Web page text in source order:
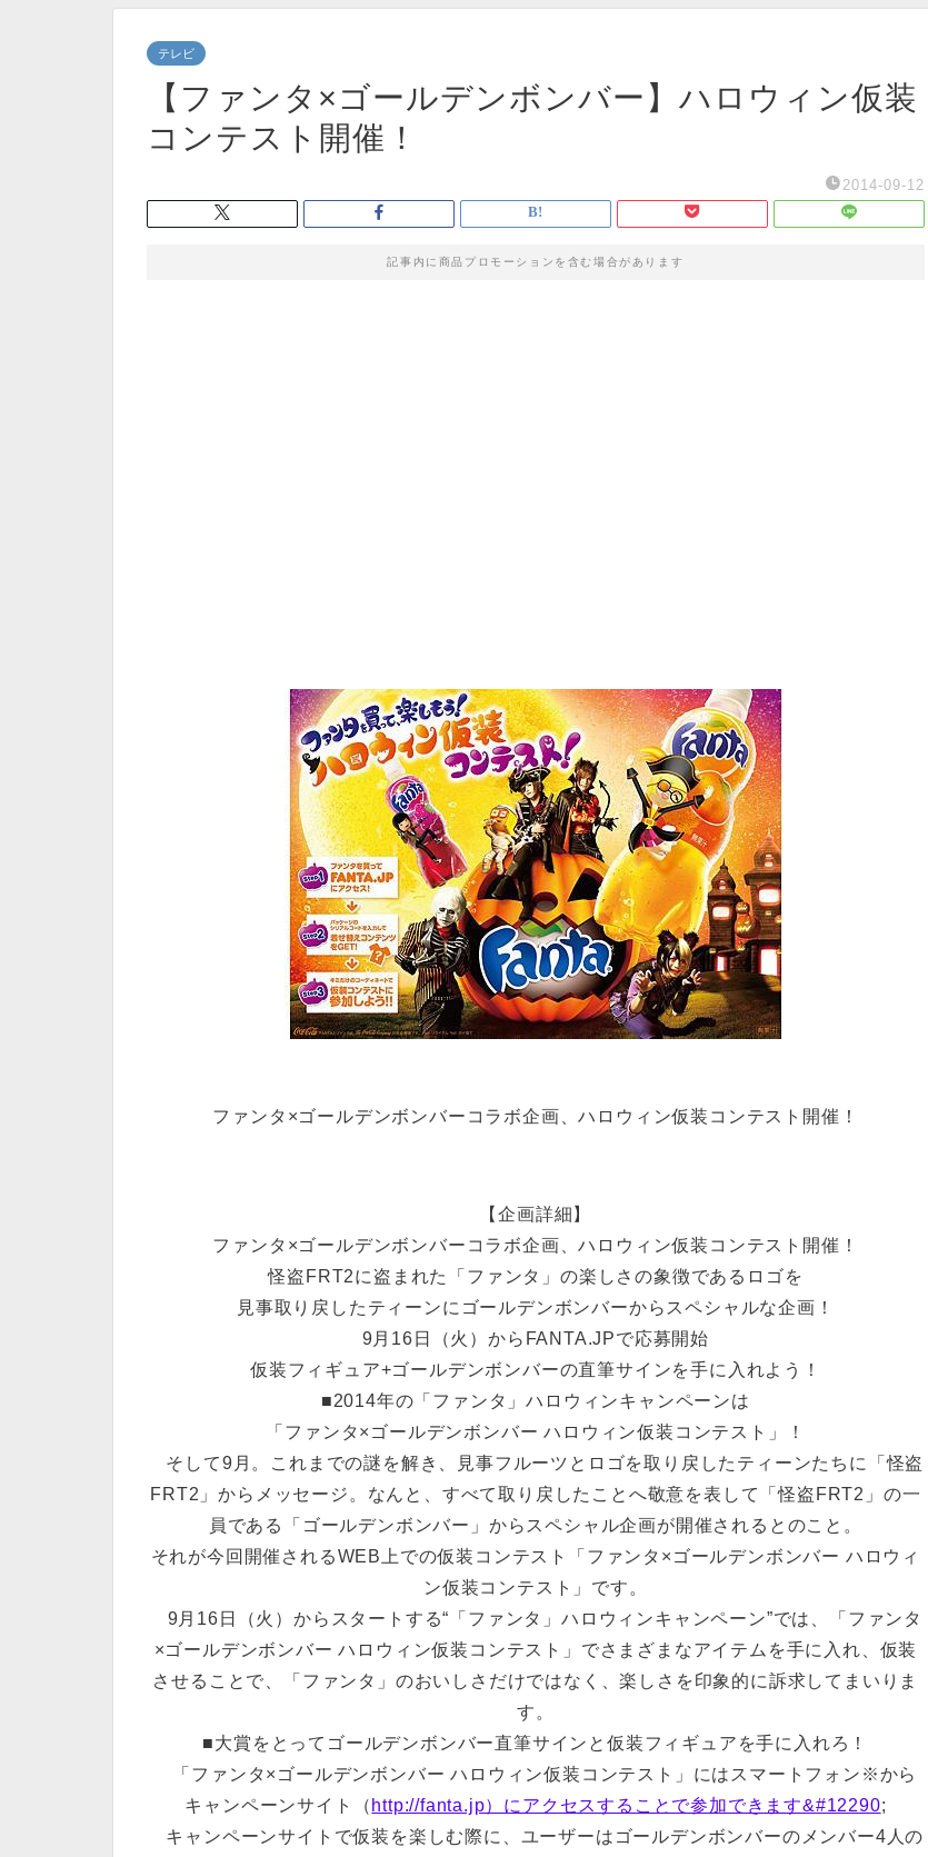
テレビ
【ファンタ×ゴールデンボンバー】ハロウィン仮装
コンテスト開催！
2014-09-12
記事内に商品プロモーションを含む場合があります
ファンタ×ゴールデンボンバーコラボ企画、ハロウィン仮装コンテスト開催！
【企画詳細】
ファンタ×ゴールデンボンバーコラボ企画、ハロウィン仮装コンテスト開催！
怪盗FRT2に盗まれた「ファンタ」の楽しさの象徴であるロゴを
見事取り戻したティーンにゴールデンボンバーからスペシャルな企画！
9月16日（火）からFANTA.JPで応募開始
仮装フィギュア+ゴールデンボンバーの直筆サインを手に入れよう！
■2014年の「ファンタ」ハロウィンキャンペーンは
「ファンタ×ゴールデンボンバー ハロウィン仮装コンテスト」！
そして9月。これまでの謎を解き、見事フルーツとロゴを取り戻したティーンたちに「怪盗
FRT2」からメッセージ。なんと、すべて取り戻したことへ敬意を表して「怪盗FRT2」の一
員である「ゴールデンボンバー」からスペシャル企画が開催されるとのこと。
それが今回開催されるWEB上での仮装コンテスト「ファンタ×ゴールデンボンバー ハロウィ
ン仮装コンテスト」です。
9月16日（火）からスタートする“「ファンタ」ハロウィンキャンペーン”では、「ファンタ
×ゴールデンボンバー ハロウィン仮装コンテスト」でさまざまなアイテムを手に入れ、仮装
させることで、「ファンタ」のおいしさだけではなく、楽しさを印象的に訴求してまいりま
す。
■大賞をとってゴールデンボンバー直筆サインと仮装フィギュアを手に入れろ！
「ファンタ×ゴールデンボンバー ハロウィン仮装コンテスト」にはスマートフォン※から
キャンペーンサイト（ http://fanta.jp）にアクセスすることで参加できます&#12290;
キャンペーンサイトで仮装を楽しむ際に、ユーザーはゴールデンボンバーのメンバー4人の